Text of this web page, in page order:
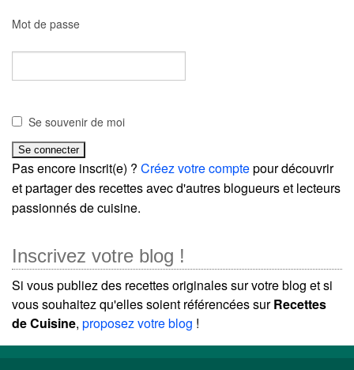
Mot de passe
Se souvenir de moi
Pas encore inscrit(e) ? Créez votre comptepour découvrir
et partager des recettes avec d'autres blogueurs et lecteurs
passionnés de cuisine.
Inscrivez votre blog !
Si vous publiez des recettes originales sur votre blog et si
vous souhaitez qu'elles soient référencées surRecettes
de Cuisine, proposez votre blog !